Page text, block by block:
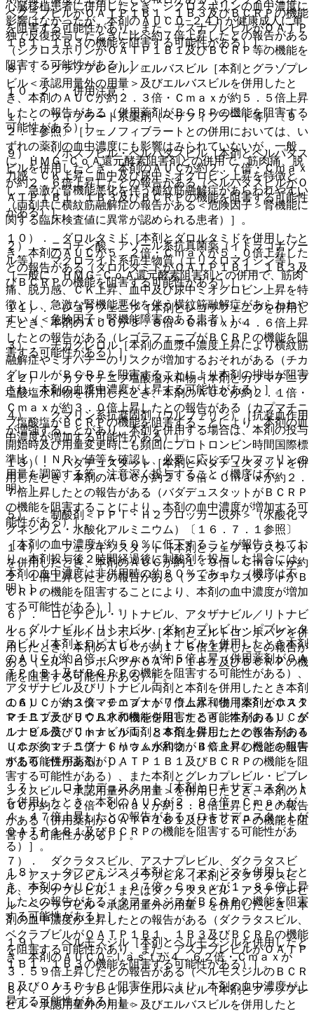
ベクラブビルがＯＡＴＰ１Ｂ１、１Ｂ３及びＢＣＲＰの機能
を阻害する可能性があり、また、アスナプレビルがＯＡＴＰ
１Ｂ１、１Ｂ３の機能を阻害する可能性がある）］。
８）． グラゾプレビル／エルバスビル［本剤とグラゾプレ
ビル＜承認用量外の用量＞及びエルバスビルを併用したと
き、本剤のＡＵＣが約２．３倍・Ｃｍａｘが約５．５倍上昇
したとの報告がある（併用薬剤がＢＣＲＰの機能を阻害する
可能性がある）］。
９）． ソホスブビル・ベルパタスビル［本剤とベルパタス
ビルを併用したとき、本剤のＡＵＣが約２．７倍・Ｃｍａｘ
が約２．６倍上昇したとの報告がある（ベルパタスビルがＯ
ＡＴＰ１Ｂ１、１Ｂ３及びＢＣＲＰの機能を阻害する可能性
がある）］。
１０）． ダロルタミド［本剤とダロルタミドを併用したと
き、本剤のＡＵＣが５．２倍・Ｃｍａｘが５．０倍上昇した
との報告がある（ダロルタミドがＯＡＴＰ１Ｂ１、１Ｂ３及
びＢＣＲＰの機能を阻害する可能性がある）］。
１１）． レゴラフェニブ［本剤とレゴラフェニブを併用し
たとき、本剤のＡＵＣが３．８倍・Ｃｍａｘが４．６倍上昇
したとの報告がある（レゴラフェニブがＢＣＲＰの機能を阻
害する可能性がある）］。
１２）． カプマチニブ塩酸塩水和物［本剤とカプマチニブ
塩酸塩水和物を併用したとき、本剤のＡＵＣが約２．１倍・
Ｃｍａｘが約３．０倍上昇したとの報告がある（カプマチニ
ブ塩酸塩がＢＣＲＰの機能を阻害することにより、本剤の血
中濃度が増加する可能性がある）］。
１３）． バダデュスタット［本剤とバダデュスタットを併
用したとき、本剤のＡＵＣが約２．５倍・Ｃｍａｘが約２．
７倍上昇したとの報告がある（バダデュスタットがＢＣＲＰ
の機能を阻害することにより、本剤の血中濃度が増加する可
能性がある）］。
１４）． フェブキソスタット［本剤とフェブキソスタット
を併用したとき、本剤のＡＵＣが約１．９倍・Ｃｍａｘが約
２．１倍上昇したとの報告がある（フェブキソスタットがＢ
ＣＲＰの機能を阻害することにより、本剤の血中濃度が増加
する可能性がある）］。
１５）． エルトロンボパグ［本剤とエルトロンボパグを併
用したとき、本剤のＡＵＣが約１．６倍上昇したとの報告が
ある（エルトロンボパグがＯＡＴＰ１Ｂ１及びＢＣＲＰの機
能を阻害する可能性がある）］。
１６）． ホスタマチニブナトリウム水和物［本剤とホスタ
マチニブナトリウム水和物を併用したとき、本剤のＡＵＣが
１．９６倍・Ｃｍａｘが１．８８倍上昇したとの報告がある
（ホスタマチニブナトリウム水和物がＢＣＲＰの機能を阻害
する可能性がある）］。
１７）． ロキサデュスタット［本剤とロキサデュスタット
を併用したとき、本剤のＡＵＣが２．９３倍・Ｃｍａｘが
４．４７倍上昇したとの報告がある（ロキサデュスタットが
ＯＡＴＰ１Ｂ１及びＢＣＲＰの機能を阻害する可能性があ
る）］。
１８）． タファミジス［本剤とタファミジスを併用したと
き、本剤のＡＵＣが１．９７倍・Ｃｍａｘが１．８６倍上昇
したとの報告がある（タファミジスがＢＣＲＰの機能を阻害
する可能性がある）］。
１９）． ベルモスジル［本剤とベルモスジルを併用したと
き、本剤のＡＵＣ０−ｌａｓｔが４．６２倍・Ｃｍａｘが
３．５９倍上昇したとの報告がある（ベルモスジルのＢＣＲ
Ｐ及びＯＡＴＰ１Ｂ１阻害作用により、本剤の血中濃度が上
昇する可能性がある）］。
心臓移植患者に併用したとき、シクロスポリンの血中濃度に
影響はなかったが、本剤のＡＵＣ０−２４ｈが健康成人に単
独で反復投与したときに比べ約７倍上昇したとの報告がある
（シクロスポリンがＯＡＴＰ１Ｂ１及びＢＣＲＰ等の機能を
阻害する可能性がある）］。
１０．２． 併用注意：
１）． フィブラート系薬剤（ベザフィブラート等）〔９．
２．１参照〕［フェノフィブラートとの併用においては、い
ずれの薬剤の血中濃度にも影響はみられていないが、一般
に、ＨＭＧ−ＣｏＡ還元酵素阻害剤との併用で、筋肉痛、脱
力感、ＣＫ上昇、血中及び尿中ミオグロビン上昇を特徴と
し、急激な腎機能悪化を伴う横紋筋融解症があらわれやすい
（両剤共に横紋筋融解症の報告がある＜危険因子＞腎機能に
関する臨床検査値に異常が認められる患者）］。
２）． ニコチン酸、アゾール系抗真菌薬（イトラコナゾー
ル等）、マクロライド系抗生物質（エリスロマイシン等）
［一般に、ＨＭＧ−ＣｏＡ還元酵素阻害剤との併用で、筋肉
痛、脱力感、ＣＫ上昇、血中及び尿中ミオグロビン上昇を特
徴とし、急激な腎機能悪化を伴う横紋筋融解症があらわれや
すい（＜危険因子＞腎機能障害のある患者）］。
３）． チカグレロル［本剤の血漿中濃度上昇により横紋筋
融解症やミオパチーのリスクが増加するおそれがある（チカ
グレロルがＢＣＲＰを阻害することにより本剤の排出が阻害
され、本剤の血漿中濃度が上昇する可能性がある）］。
４）． クマリン系抗凝固剤（ワルファリン）［抗凝血作用
が増強することがあり、本剤を併用する場合は、本剤の投与
開始時及び用量変更時にも頻回にプロトロンビン時間国際標
準比（ＩＮＲ）値等を確認し、必要に応じてワルファリンの
用量を調節する等、注意深く投与すること（機序は不
明）］。
５）． 制酸剤＜ＰＰＩ・Ｈ２ブロッカー以外＞（水酸化マ
グネシウム・水酸化アルミニウム）〔１６．７．１参照〕
［本剤の血中濃度が約５０％に低下することが報告されてお
り、本剤投与後２時間経過後に制酸剤を投与した場合には、
本剤の血中濃度は非併用時の約８０％であった（機序は不
明）］。
６）． ロピナビル・リトナビル、アタザナビル／リトナビ
ル、ダルナビル／リトナビル、グレカプレビル・ピブレンタ
スビル［本剤とロピナビル・リトナビルを併用したとき本剤
のＡＵＣが約２倍・Ｃｍａｘが約５倍上昇（併用薬剤がＯＡ
ＴＰ１Ｂ１及びＢＣＲＰの機能を阻害する可能性がある）、
アタザナビル及びリトナビル両剤と本剤を併用したとき本剤
のＡＵＣが約３倍・Ｃｍａｘが７倍上昇（併用薬剤がＯＡＴ
Ｐ１Ｂ１及びＢＣＲＰの機能を阻害する可能性がある）、ダ
ルナビル及びリトナビル両剤と本剤を併用したとき本剤のＡ
ＵＣが約１．５倍・Ｃｍａｘが約２．４倍上昇したとの報告
がある（併用薬剤がＯＡＴＰ１Ｂ１及びＢＣＲＰの機能を阻
害する可能性がある）、また本剤とグレカプレビル・ピブレ
ンタスビル＜承認用量外の用量＞を併用したとき、本剤のＡ
ＵＣが約２．２倍・Ｃｍａｘが約５．６倍上昇したとの報告
がある（併用薬剤がＯＡＴＰ１Ｂ１及びＢＣＲＰの機能を阻
害する可能性がある）］。
７）． ダクラタスビル、アスナプレビル、ダクラタスビ
ル・アスナプレビル・ベクラブビル［本剤とダクラタスビ
ル、アスナプレビル、またはダクラタスビル・アスナプレビ
ル・ベクラブビル＜承認用量外の用量＞を併用したとき、本
剤の血中濃度が上昇したとの報告がある（ダクラタスビル、
ベクラブビルがＯＡＴＰ１Ｂ１、１Ｂ３及びＢＣＲＰの機能
を阻害する可能性があり、また、アスナプレビルがＯＡＴＰ
１Ｂ１、１Ｂ３の機能を阻害する可能性がある）］。
８）． グラゾプレビル／エルバスビル［本剤とグラゾプレ
ビル＜承認用量外の用量＞及びエルバスビルを併用したと